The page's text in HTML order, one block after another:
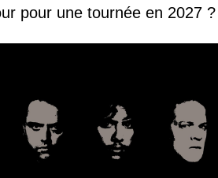
pour une tournée en 2027 ?